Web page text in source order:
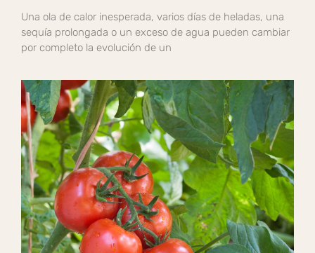
Una ola de calor inesperada, varios días de heladas, una
sequía prolongada o un exceso de agua pueden cambiar
por completo la evolución de un